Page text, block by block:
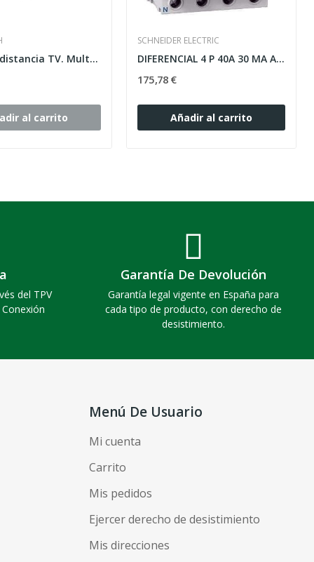
Mando a distancia TV. Multimarca
al carrito
SCHNEIDER ELECTRIC
DIFERENCIAL 4 P 40A 30 MA A9R81440 CLASE-AC...
175,78 €
Añadir al carrito
del TPV
Garantía De Devolución
Garantía legal vigente en España para
cada tipo de producto, con derecho de
desistimiento.
Menú De Usuario
Mi cuenta
Carrito
Mis pedidos
Ejercer derecho de desistimiento
Mis direcciones